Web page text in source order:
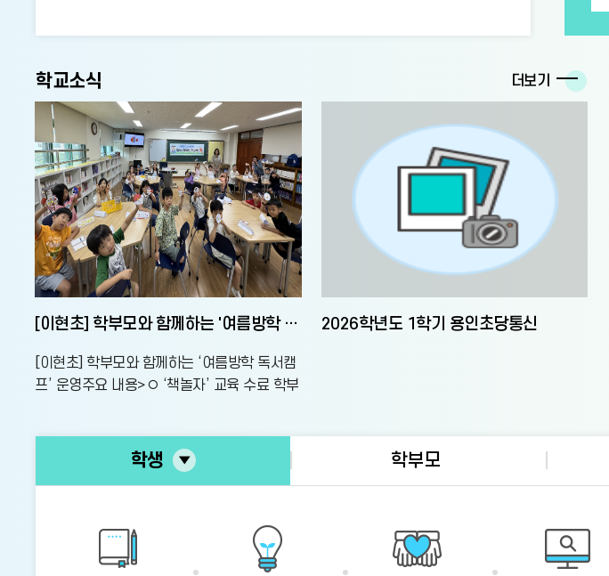
학교소식
[이현초] 학부모와 함께하는 '여름방학 독서캠프' 운영
[이현초] 학부모와 함께하는 ‘여름방학 독서캠
프’ 운영주요 내용>◦ ‘책놀자’ 교육 수료 학부
2026학년도 1학기 용인초당통신
더보기
학생 학부모